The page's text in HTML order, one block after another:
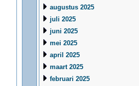
augustus 2025
juli 2025
juni 2025
mei 2025
april 2025
maart 2025
februari 2025